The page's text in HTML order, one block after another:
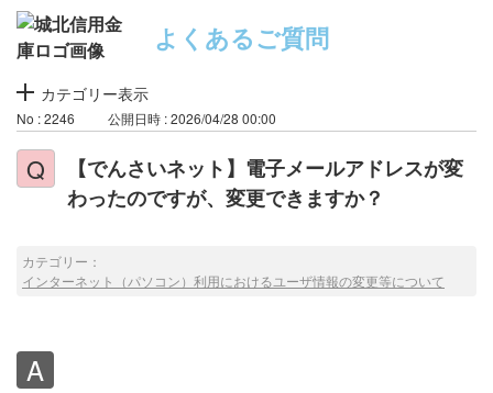
よくあるご質問
カテゴリー表示
No : 2246 公開日時 : 2026/04/28 00:00
【でんさいネット】電子メールアドレスが変
わったのですが、変更できますか？
カテゴリー：
インターネット（パソコン）利用におけるユーザ情報の変更等について